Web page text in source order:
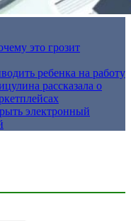
это грозит
ребенка на работу
рассказала о
электронный